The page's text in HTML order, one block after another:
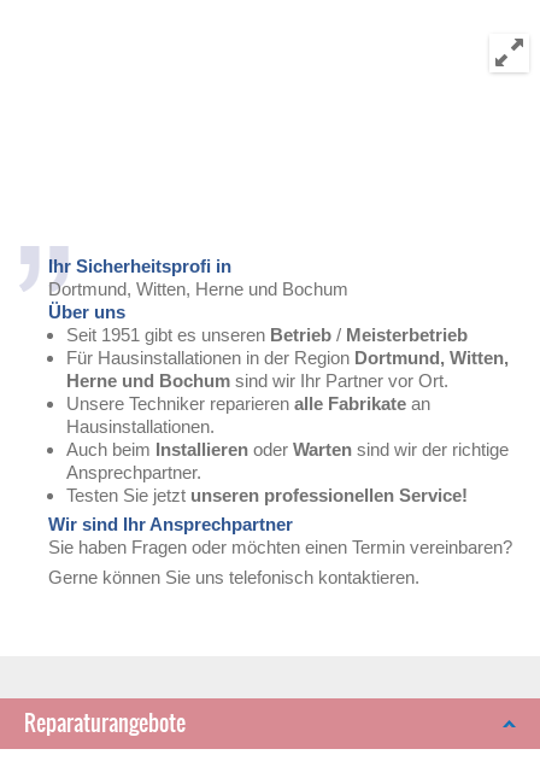
Ihr Sicherheitsprofi in
Dortmund, Witten, Herne und Bochum
Über uns
Seit 1951 gibt es unseren Betrieb / Meisterbetrieb
Für Hausinstallationen in der Region Dortmund, Witten,
Herne und Bochum sind wir Ihr Partner vor Ort.
Unsere Techniker reparieren alle Fabrikate an
Hausinstallationen.
Auch beim Installieren oder Warten sind wir der richtige
Ansprechpartner.
Testen Sie jetzt unseren professionellen Service!
Wir sind Ihr Ansprechpartner
Sie haben Fragen oder möchten einen Termin vereinbaren?
Gerne können Sie uns telefonisch kontaktieren.
Reparaturangebote